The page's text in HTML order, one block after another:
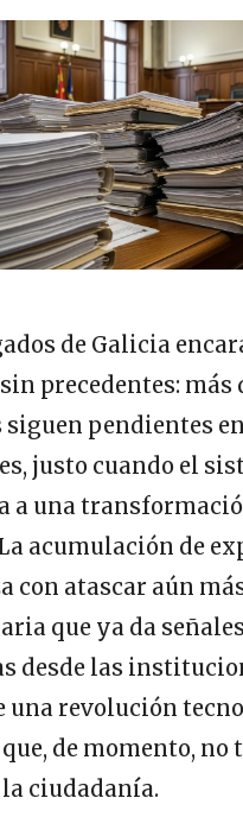
de Galicia
precedentes: más
siguen pendientes
justo cuando el
a una
acumulación de
con atascar aún
que ya da
desde las
una revolución
de momento, no
ciudadanía.